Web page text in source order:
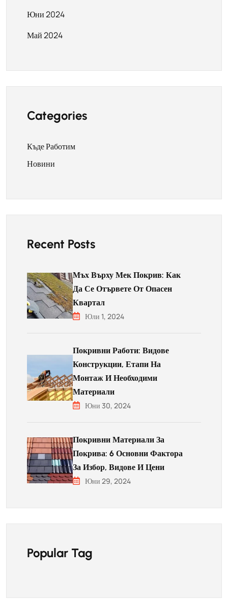
Юни 2024
Май 2024
Categories
Къде Работим
Новини
Recent Posts
Мъх Върху Мек Покрив: Как
Да Се Отървете От Опасен
Квартал
Юли 1, 2024
Покривни Работи: Видове
Конструкции, Етапи На
Монтаж И Необходими
Материали
Юни 30, 2024
Покривни Материали За
Покрива: 6 Основни Фактора
За Избор, Видове И Цени
Юни 29, 2024
Popular Tag